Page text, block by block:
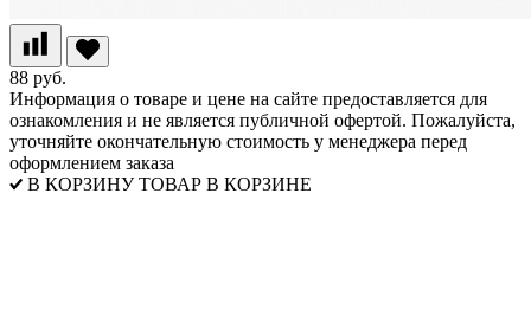
88 руб.
Информация о товаре и цене на сайте предоставляется для
ознакомления и не является публичной офертой. Пожалуйста,
уточняйте окончательную стоимость у менеджера перед
оформлением заказа
В КОРЗИНУ ТОВАР В КОРЗИНЕ